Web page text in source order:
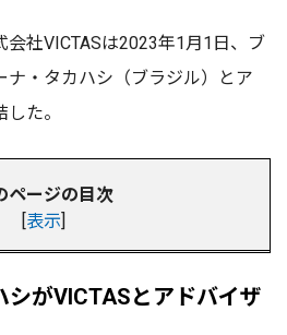
社VICTASは2023年1月1日、ブ
ナ・タカハシ（ブラジル）とア
た。
ページの目次
表示
シがVICTASとアドバイザ